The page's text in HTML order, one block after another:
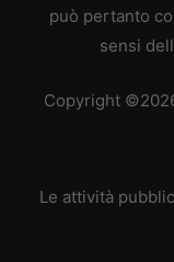
può pertanto
sensi
Copyright
Le attività